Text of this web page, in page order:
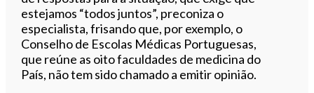
estejamos “todos juntos”, preconiza o
especialista, frisando que, por exemplo, o
Conselho de Escolas Médicas Portuguesas,
que reúne as oito faculdades de medicina do
País, não tem sido chamado a emitir opinião.